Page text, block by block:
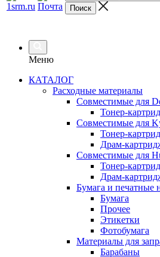
Меню
КАТАЛОГ
Расходные материалы
Совместимые для
Тонер-
Совместимые для
Тонер-
Драм-
Совместимые для
Тонер-
Драм-
Бумага и печатные
Бумага
Прочее
Этикетки
Фотобумага
Материалы для
Барабаны